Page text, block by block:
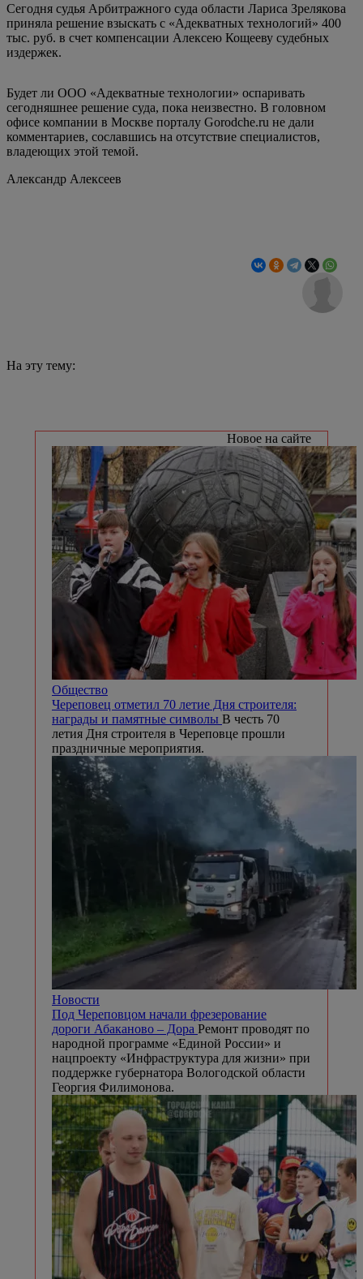
Сегодня судья Арбитражного суда области Лариса Зрелякова
приняла решение взыскать с «Адекватных технологий» 400
тыс. руб. в счет компенсации Алексею Кощееву судебных
издержек.
Будет ли ООО «Адекватные технологии» оспаривать
сегодняшнее решение суда, пока неизвестно. В головном
офисе компании в Москве порталу Gorodche.ru не дали
комментариев, сославшись на отсутствие специалистов,
владеющих этой темой.
Александр Алексеев
На эту тему:
Новое на сайте
Общество
Череповец отметил 70 летие Дня строителя:
награды и памятные символы В честь 70
летия Дня строителя в Череповце прошли
праздничные мероприятия.
Новости
Под Череповцом начали фрезерование
дороги Абаканово – Дора Ремонт проводят по
народной программе «Единой России» и
нацпроекту «Инфраструктура для жизни» при
поддержке губернатора Вологодской области
Георгия Филимонова.